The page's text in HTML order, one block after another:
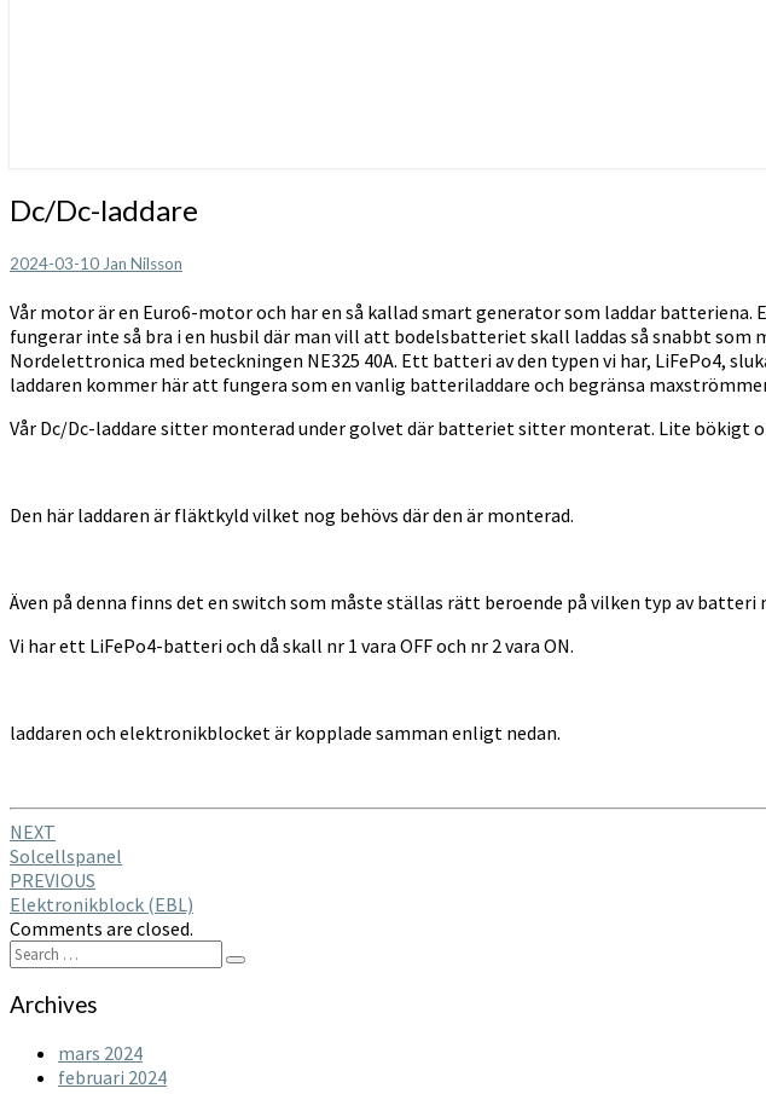
Dc/Dc-
laddare
Dc/Dc-laddare
2024-03-10 Jan Nilsson
Vår motor är en Euro6-motor och har en så kallad smart generator som laddar
fungerar inte så bra i en husbil där man vill att bodelsbatteriet skall laddas så snabbt
Nordelettronica med beteckningen NE325 40A. Ett batteri av den typen vi har, LiFePo4,
laddaren kommer här att fungera som en vanlig batteriladdare och begränsa
Vår Dc/Dc-laddare sitter monterad under golvet där batteriet sitter monterat. Lite bökigt
Den här laddaren är fläktkyld vilket nog behövs där den är monterad.
Även på denna finns det en switch som måste ställas rätt beroende på vilken typ av batteri
Vi har ett LiFePo4-batteri och då skall nr 1 vara OFF och nr 2 vara ON.
laddaren och elektronikblocket är kopplade samman enligt nedan.
Post
navigation
NEXT
Solcellspanel
PREVIOUS
Elektronikblock (EBL)
Comments are closed.
Search
for:
Search
Archives
mars 2024
februari 2024